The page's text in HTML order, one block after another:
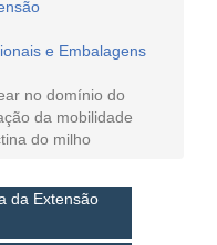
e Embalagens
no domínio do
da mobilidade
do milho
da Extensão